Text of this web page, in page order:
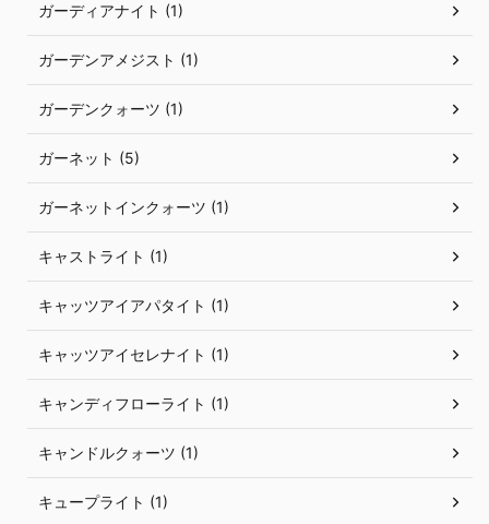
ガーディアナイト (1)
ガーデンアメジスト (1)
ガーデンクォーツ (1)
ガーネット (5)
ガーネットインクォーツ (1)
キャストライト (1)
キャッツアイアパタイト (1)
キャッツアイセレナイト (1)
キャンディフローライト (1)
キャンドルクォーツ (1)
キュープライト (1)